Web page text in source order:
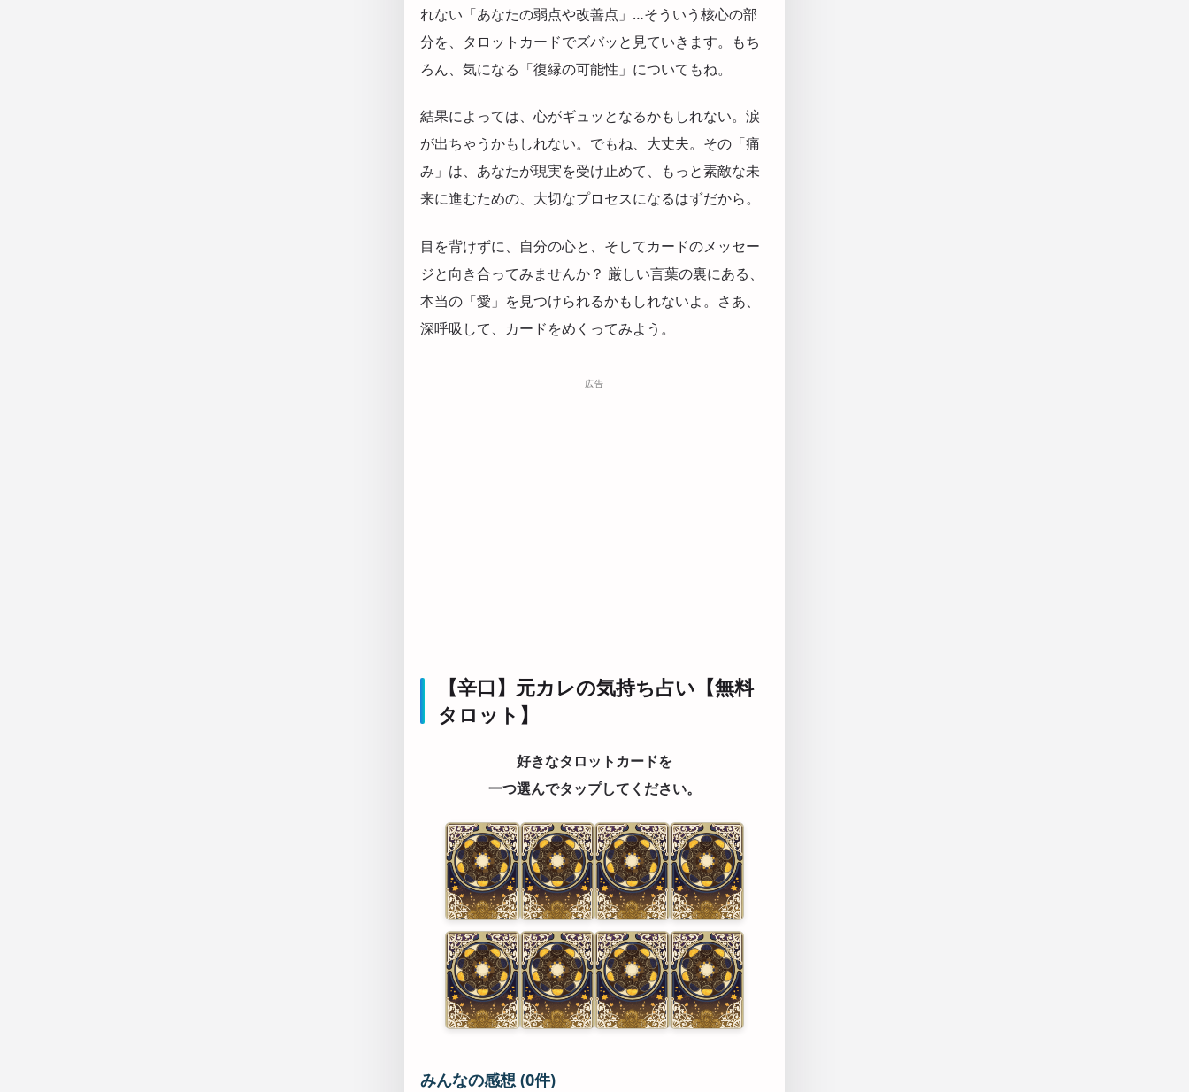
れない「あなたの弱点や改善点」…そういう核心の部
分を、タロットカードでズバッと見ていきます。もち
ろん、気になる「復縁の可能性」についてもね。
結果によっては、心がギュッとなるかもしれない。涙
が出ちゃうかもしれない。でもね、大丈夫。その「痛
み」は、あなたが現実を受け止めて、もっと素敵な未
来に進むための、大切なプロセスになるはずだから。
目を背けずに、自分の心と、そしてカードのメッセー
ジと向き合ってみませんか？ 厳しい言葉の裏にある、
本当の「愛」を見つけられるかもしれないよ。さあ、
深呼吸して、カードをめくってみよう。
広告
【辛口】元カレの気持ち占い【無料
タロット】
好きなタロットカードを
一つ選んでタップしてください。
みんなの感想 (0件)